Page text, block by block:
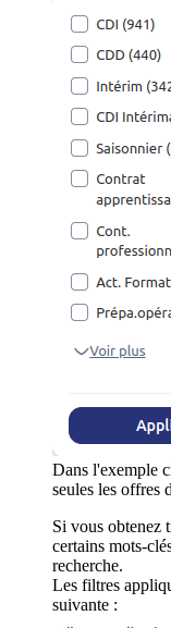
Dans l'exemple
seules les offres
Si vous obtenez
certains mots-
recherche.
Les filtres
suivante :